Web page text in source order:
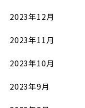
2023年12月
2023年11月
2023年10月
2023年9月